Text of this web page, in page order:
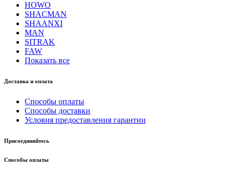
HOWO
SHACMAN
SHAANXI
MAN
SITRAK
FAW
Показать все
Доставка и оплата
Способы оплаты
Способы доставки
Условия предоставления гарантии
Присоединяйтесь
Способы оплаты